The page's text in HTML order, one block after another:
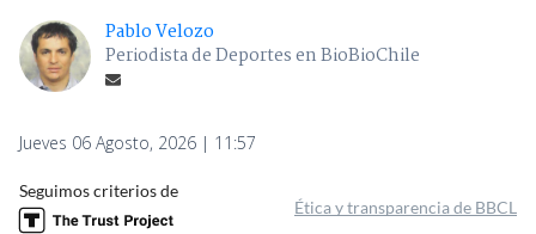
Pablo Velozo
Periodista de Deportes en BioBioChile
Jueves 06 Agosto, 2026 | 11:57
Seguimos criterios de
Ética y transparencia de BBCL